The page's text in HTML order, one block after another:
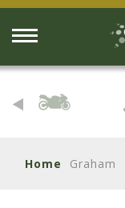
Home Graham